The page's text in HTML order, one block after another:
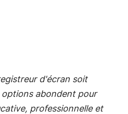
d'écran soit
options abondent pour
professionnelle et